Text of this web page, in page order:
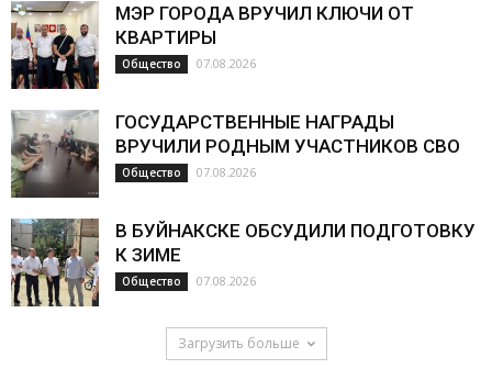
МЭР ГОРОДА ВРУЧИЛ КЛЮЧИ ОТ
КВАРТИРЫ
Общество 07.08.2026
ГОСУДАРСТВЕННЫЕ НАГРАДЫ
ВРУЧИЛИ РОДНЫМ УЧАСТНИКОВ СВО
Общество 07.08.2026
В БУЙНАКСКЕ ОБСУДИЛИ ПОДГОТОВКУ
К ЗИМЕ
Общество 07.08.2026
Загрузить больше